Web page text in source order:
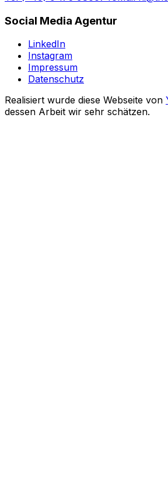
Social Media Agentur
LinkedIn
Instagram
Impressum
Datenschutz
Realisiert wurde diese Webseite von
dessen Arbeit wir sehr schätzen.